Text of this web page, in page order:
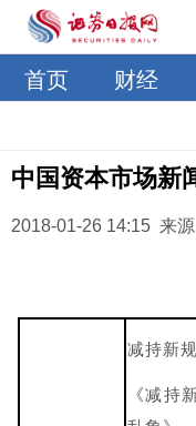
首页 财经
中国资本市场新
2018-01-26 14:15 来
减持新
《减持